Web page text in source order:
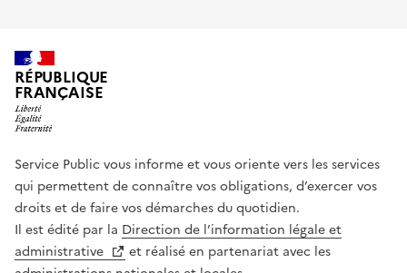
RÉPUBLIQUE
FRANÇAISE
Service Public vous informe et vous oriente vers les services
qui permettent de connaître vos obligations, d’exercer vos
droits et de faire vos démarches du quotidien.
Il est édité par la Direction de l’information légale et
administrative
et réalisé en partenariat avec les